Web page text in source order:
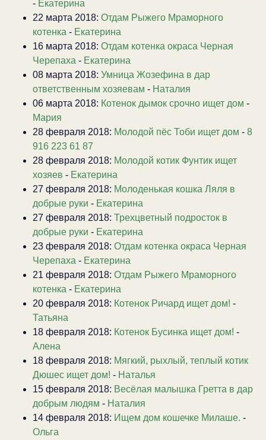
- Екатерина
22 марта 2018: Отдам Рыжего Мраморного
котенка - Екатерина
16 марта 2018: Отдам котенка окраса Черная
Черепаха - Екатерина
08 марта 2018: Умница Жозефина в дар
ответственным хозяевам - Наталия
06 марта 2018: Котенок дымок срочно ищет дом -
Мария
28 февраля 2018: Молодой пёс Тоби ищет дом - 8
916 223 61 87
28 февраля 2018: Молодой котик Фунтик ищет
хозяев - Екатерина
27 февраля 2018: Молоденькая кошка Ляля в
добрые руки - Екатерина
27 февраля 2018: Трехцветный подросток в
добрые руки - Екатерина
23 февраля 2018: Отдам котенка окраса Черная
Черепаха - Екатерина
21 февраля 2018: Отдам Рыжего Мраморного
котенка - Екатерина
20 февраля 2018: Котенок Ричард ищет дом! -
Татьяна
18 февраля 2018: Котенок Бусинка ищет дом! -
Алена
18 февраля 2018: Мягкий, рыхлый, теплый котик
Дюшес ищет дом! - Наталья
15 февраля 2018: Весёлая малышка Гретта в дар
добрым людям - Наталия
14 февраля 2018: Ищем дом кошечке Милаше. -
Ольга